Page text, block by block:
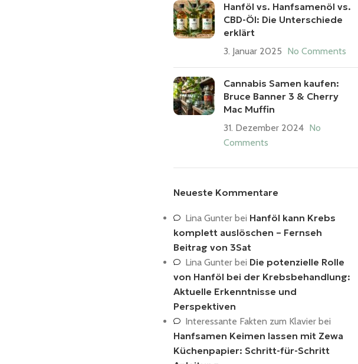
Hanföl vs. Hanfsamenöl vs.
CBD-Öl: Die Unterschiede
erklärt
3. Januar 2025 No Comments
Cannabis Samen kaufen:
Bruce Banner 3 & Cherry
Mac Muffin
31. Dezember 2024 No
Comments
Neueste Kommentare
Lina Gunterbei Hanföl kann Krebs
komplett auslöschen – Fernseh
Beitrag von 3Sat
Lina Gunterbei Die potenzielle Rolle
von Hanföl bei der Krebsbehandlung:
Aktuelle Erkenntnisse und
Perspektiven
Interessante Fakten zum Klavierbei
Hanfsamen Keimen lassen mit Zewa
Küchenpapier: Schritt-für-Schritt